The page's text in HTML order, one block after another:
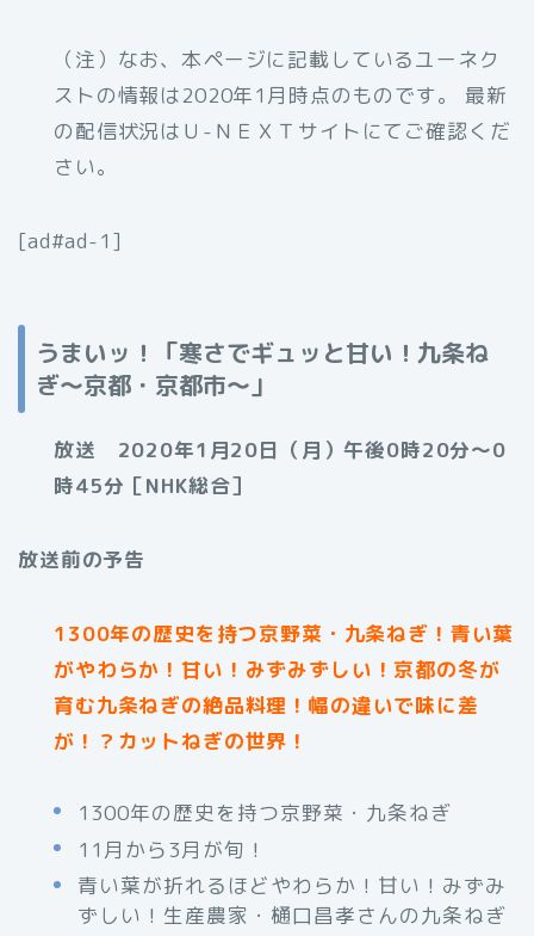
（注）なお、本ページに記載しているユーネク
ストの情報は2020年1月時点のものです。 最新
の配信状況はＵ-ＮＥＸＴサイトにてご確認くだ
さい。
[ad#ad-1]
うまいッ！「寒さでギュッと甘い！九条ね
ぎ～京都・京都市～」
放送 2020年1月20日（月）午後0時20分～0
時45分［NHK総合］
放送前の予告
1300年の歴史を持つ京野菜・九条ねぎ！青い葉
がやわらか！甘い！みずみずしい！京都の冬が
育む九条ねぎの絶品料理！幅の違いで味に差
が！？カットねぎの世界！
1300年の歴史を持つ京野菜・九条ねぎ
11月から3月が旬！
青い葉が折れるほどやわらか！甘い！みずみ
ずしい！生産農家・樋口昌孝さんの九条ねぎ